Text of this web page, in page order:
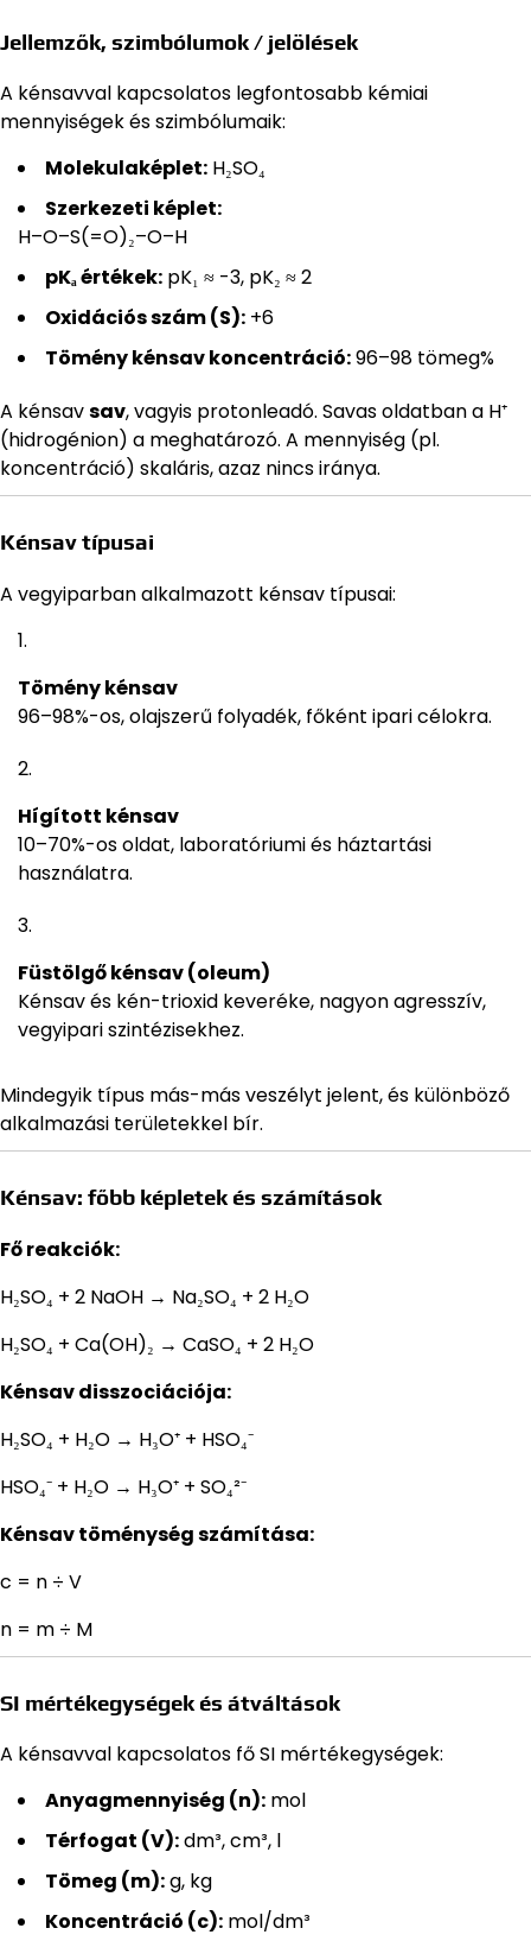
Jellemzők, szimbólumok / jelölések
A kénsavval kapcsolatos legfontosabb kémiai
mennyiségek és szimbólumaik:
Molekulaképlet: H₂SO₄
Szerkezeti képlet:
H–O–S(=O)₂–O–H
pKₐ értékek: pK₁ ≈ -3, pK₂ ≈ 2
Oxidációs szám (S): +6
Tömény kénsav koncentráció:96–98 tömeg%
A kénsavsav, vagyis protonleadó. Savas oldatban a H⁺
(hidrogénion) a meghatározó. A mennyiség (pl.
koncentráció) skaláris, azaz nincs iránya.
Kénsav típusai
A vegyiparban alkalmazott kénsav típusai:
Tömény kénsav
96–98%-os, olajszerű folyadék, főként ipari célokra.
Hígított kénsav
10–70%-os oldat, laboratóriumi és háztartási
használatra.
Füstölgő kénsav (oleum)
Kénsav és kén-trioxid keveréke, nagyon agresszív,
vegyipari szintézisekhez.
Mindegyik típus más-más veszélyt jelent, és különböző
alkalmazási területekkel bír.
Kénsav: főbb képletek és számítások
Fő reakciók:
H₂SO₄ + 2 NaOH → Na₂SO₄ + 2 H₂O
H₂SO₄ + Ca(OH)₂ → CaSO₄ + 2 H₂O
Kénsav disszociációja:
H₂SO₄ + H₂O → H₃O⁺ + HSO₄⁻
HSO₄⁻ + H₂O → H₃O⁺ + SO₄²⁻
Kénsav töménység számítása:
c = n ÷ V
n = m ÷ M
SI mértékegységek és átváltások
A kénsavval kapcsolatos fő SI mértékegységek:
Anyagmennyiség (n): mol
Térfogat (V):dm³, cm³, l
Tömeg (m):g, kg
Koncentráció (c): mol/dm³